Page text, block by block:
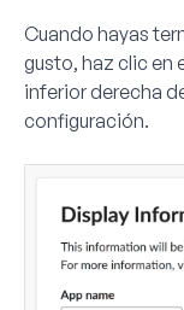
Cuando hayas
gusto, haz clic en
inferior derecha
configuración.